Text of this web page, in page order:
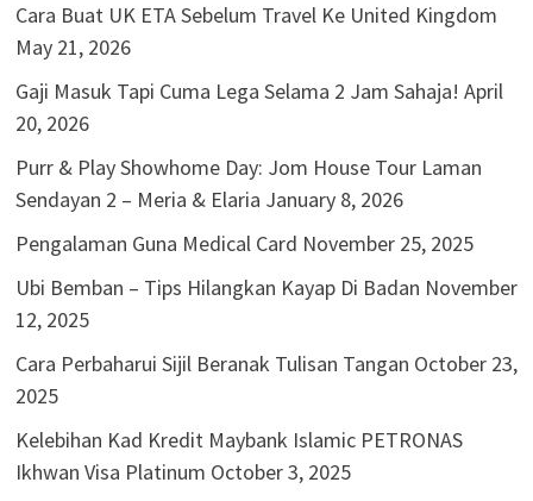
Cara Buat UK ETA Sebelum Travel Ke United Kingdom
May 21, 2026
Gaji Masuk Tapi Cuma Lega Selama 2 Jam Sahaja! April
20, 2026
Purr & Play Showhome Day: Jom House Tour Laman
Sendayan 2 – Meria & Elaria January 8, 2026
Pengalaman Guna Medical Card November 25, 2025
Ubi Bemban – Tips Hilangkan Kayap Di Badan November
12, 2025
Cara Perbaharui Sijil Beranak Tulisan Tangan October 23,
2025
Kelebihan Kad Kredit Maybank Islamic PETRONAS
Ikhwan Visa Platinum October 3, 2025